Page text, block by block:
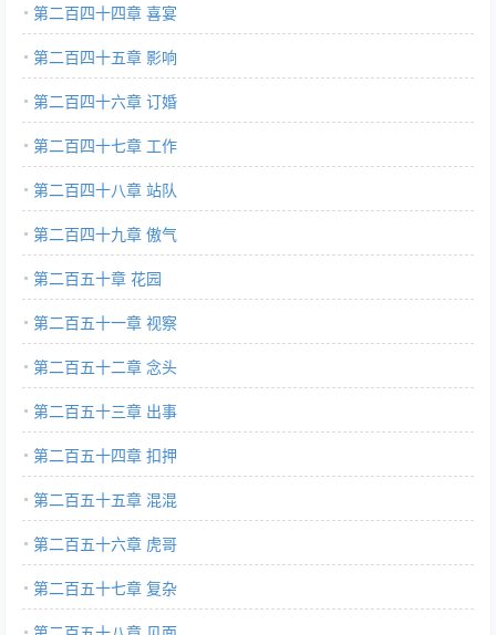
第二百四十四章 喜宴
第二百四十五章 影响
第二百四十六章 订婚
第二百四十七章 工作
第二百四十八章 站队
第二百四十九章 傲气
第二百五十章 花园
第二百五十一章 视察
第二百五十二章 念头
第二百五十三章 出事
第二百五十四章 扣押
第二百五十五章 混混
第二百五十六章 虎哥
第二百五十七章 复杂